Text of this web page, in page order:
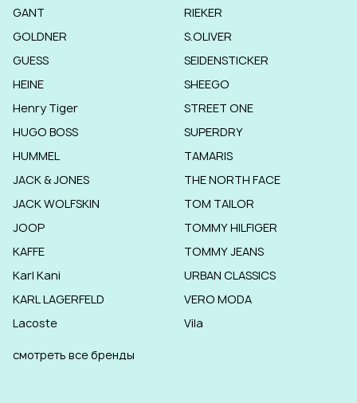
GANT
GOLDNER
GUESS
HEINE
Henry Tiger
HUGO BOSS
HUMMEL
JACK & JONES
JACK WOLFSKIN
JOOP
KAFFE
Karl Kani
KARL LAGERFELD
Lacoste
RIEKER
S.OLIVER
SEIDENSTICKER
SHEEGO
STREET ONE
SUPERDRY
TAMARIS
THE NORTH FACE
TOM TAILOR
TOMMY HILFIGER
TOMMY JEANS
URBAN CLASSICS
VERO MODA
Vila
смотреть все бренды